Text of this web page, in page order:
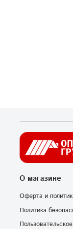
О магазине
Оферта и
Политика